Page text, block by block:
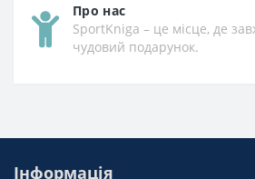
Про нас
SportKniga – це місце, де
чудовий подарунок.
Інформація